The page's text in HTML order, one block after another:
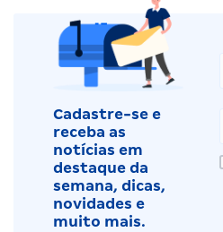
Cadastre-se e
receba as
notícias em
destaque da
semana, dicas,
novidades e
muito mais.